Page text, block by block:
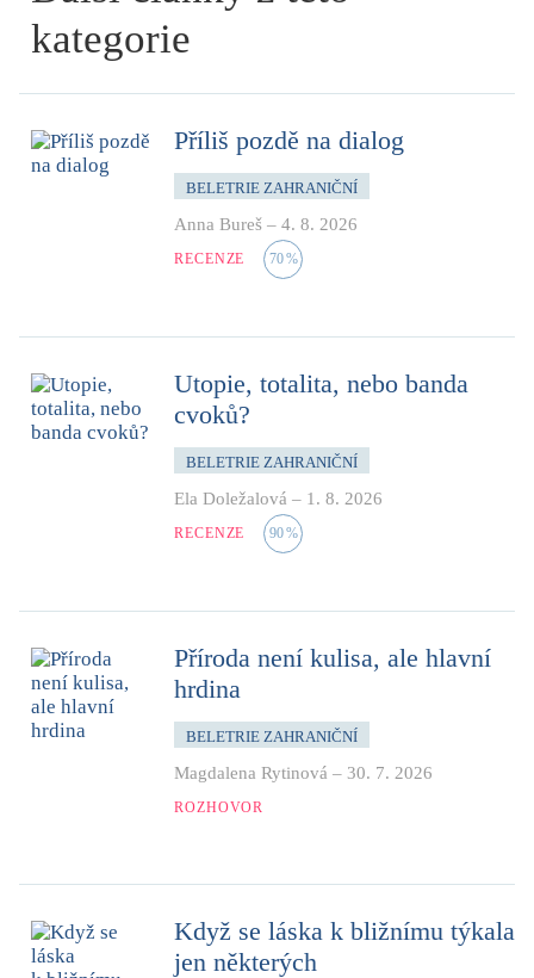
kategorie
Příliš pozdě na dialog
BELETRIE ZAHRANIČNÍ
Anna Bureš – 4. 8. 2026
RECENZE 70%
Utopie, totalita, nebo banda
cvoků?
BELETRIE ZAHRANIČNÍ
Ela Doležalová – 1. 8. 2026
RECENZE 90%
Příroda není kulisa, ale hlavní
hrdina
BELETRIE ZAHRANIČNÍ
Magdalena Rytinová – 30. 7. 2026
ROZHOVOR
Když se láska k bližnímu týkala
jen některých